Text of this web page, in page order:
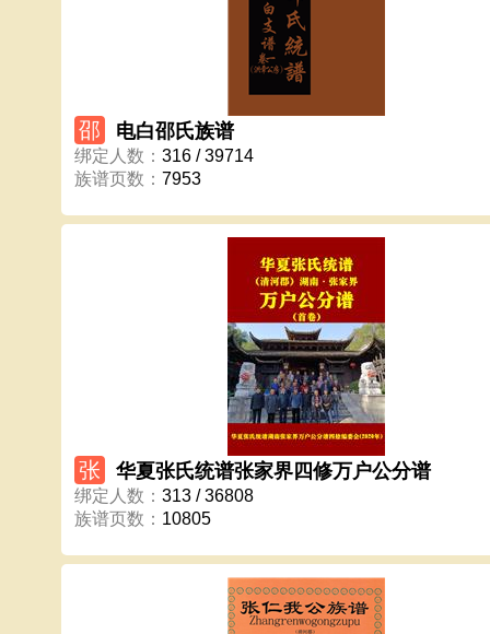
邵 电白邵氏族谱
绑定人数 ： 316 / 39714
族谱页数 ： 7953
张 华夏张氏统谱张家界四修万户公分谱
绑定人数 ： 313 / 36808
族谱页数 ： 10805